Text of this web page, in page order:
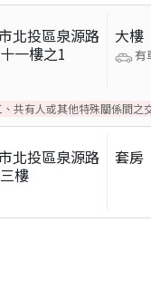
北投區泉源路
一樓之1
大樓
有
共有人或其他特殊關係間之
北投區泉源路
樓
套房